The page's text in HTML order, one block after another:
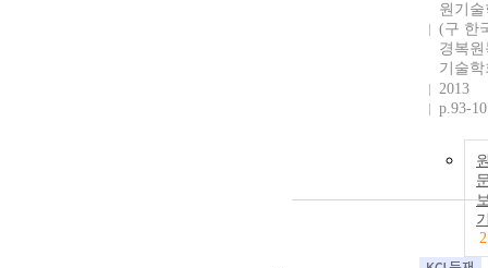
원기
(구 한
경복
기술
2013
p.93-
2